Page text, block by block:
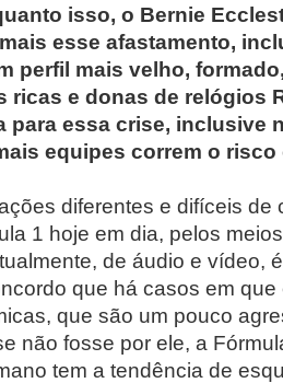
isso, o Bernie
esse afastamento,
perfil mais velho,
ricas e donas de relógios
para essa crise, inclusive
equipes correm o risco
diferentes e difíceis de
1 hoje em dia, pelos
de áudio e vídeo,
que há casos em que
que são um pouco
não fosse por ele, a
tem a tendência de